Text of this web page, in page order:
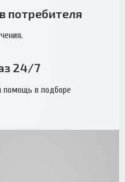
потребителя
24/7
помощь в подборе